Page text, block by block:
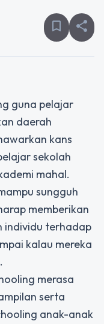
bookmark_border share
guna pelajar
daerah
kans
sekolah
mahal.
sungguh
memberikan
individu terhadap
kalau mereka
merasa
serta
anak-anak